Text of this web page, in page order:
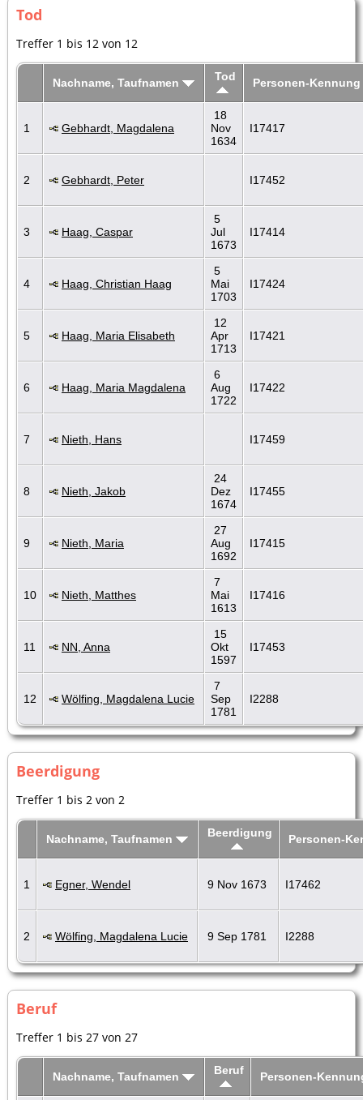
Tod
Treffer 1 bis 12 von 12
Nachname, Taufnamen Tod Personen-Kennung
1 Gebhardt, Magdalena
18
Nov
1634
I17417
2 Gebhardt, Peter I17452
3 Haag, Caspar
5
Jul
1673
I17414
4 Haag, Christian Haag
5
Mai
1703
I17424
5 Haag, Maria Elisabeth
12
Apr
1713
I17421
6 Haag, Maria Magdalena
6
Aug
1722
I17422
7 Nieth, Hans I17459
8 Nieth, Jakob
24
Dez
1674
I17455
9 Nieth, Maria
27
Aug
1692
I17415
10 Nieth, Matthes
7
Mai
1613
I17416
11 NN, Anna
15
Okt
1597
I17453
12 Wölfing, Magdalena Lucie
7
Sep
1781
I2288
Beerdigung
Treffer 1 bis 2 von 2
Nachname, Taufnamen Beerdigung Personen-
1 Egner, Wendel 9 Nov 1673 I17462
2 Wölfing, Magdalena Lucie 9 Sep 1781 I2288
Beruf
Treffer 1 bis 27 von 27
Nachname, Taufnamen Beruf Personen-